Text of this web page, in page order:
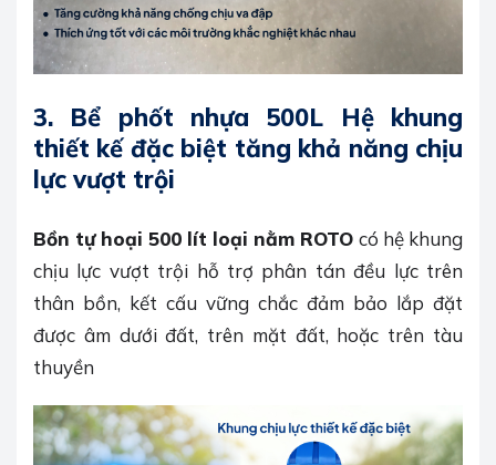
3. Bể phốt nhựa 500L Hệ khung
thiết kế đặc biệt tăng khả năng chịu
lực vượt trội
Bồn tự hoại 500 lít loại nằm ROTO có hệ khung
chịu lực vượt trội hỗ trợ phân tán đều lực trên
thân bồn, kết cấu vững chắc đảm bảo lắp đặt
được âm dưới đất, trên mặt đất, hoặc trên tàu
thuyền